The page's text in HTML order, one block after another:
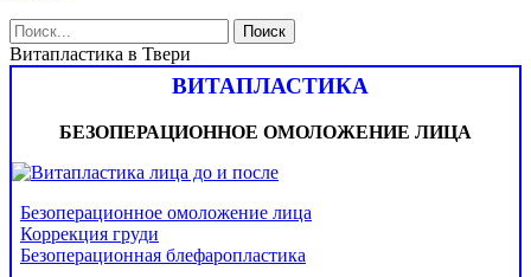
Витапластика в Твери
ВИТАПЛАСТИКА
БЕЗОПЕРАЦИОННОЕ ОМОЛОЖЕНИЕ ЛИЦА
Безоперационное омоложение лица
Коррекция груди
Безоперационная блефаропластика